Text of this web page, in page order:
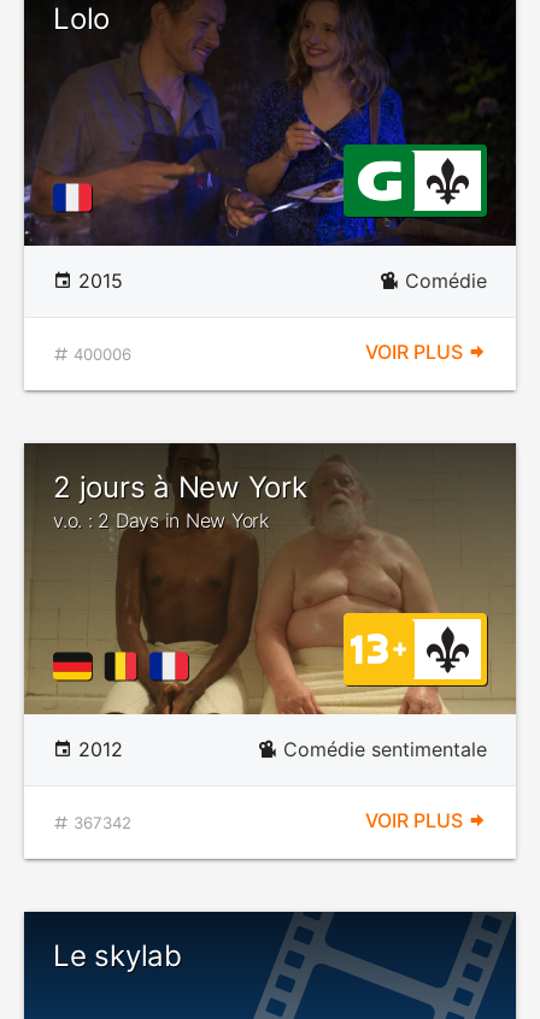
Lolo
2015 Comédie
400006 VOIR PLUS
2 jours à New York
v.o. : 2 Days in New York
2012 Comédie sentimentale
367342 VOIR PLUS
Le skylab